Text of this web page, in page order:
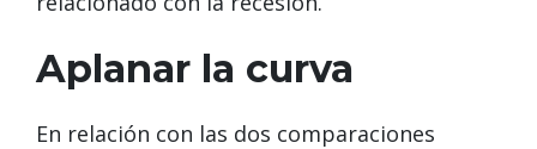
Aplanar la curva
En relación con las dos comparaciones